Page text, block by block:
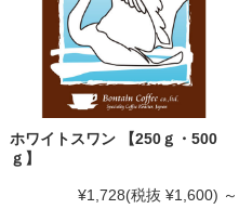
ホワイトスワン 【250ｇ・500
ｇ】
¥1,728(税抜 ¥1,600) ～